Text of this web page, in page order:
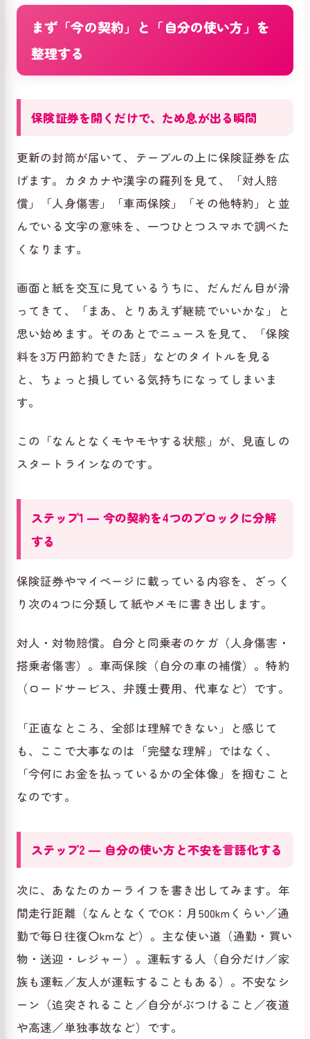
まず「今の契約」と「自分の使い方」を
整理する
保険証券を開くだけで、ため息が出る瞬間
更新の封筒が届いて、テーブルの上に保険証券を広
げます。カタカナや漢字の羅列を見て、「対人賠
償」「人身傷害」「車両保険」「その他特約」と並
んでいる文字の意味を、一つひとつスマホで調べた
くなります。
画面と紙を交互に見ているうちに、だんだん目が滑
ってきて、「まあ、とりあえず継続でいいかな」と
思い始めます。そのあとでニュースを見て、「保険
料を3万円節約できた話」などのタイトルを見る
と、ちょっと損している気持ちになってしまいま
す。
この「なんとなくモヤモヤする状態」が、見直しの
スタートラインなのです。
ステップ1 ― 今の契約を4つのブロックに分解
する
保険証券やマイページに載っている内容を、ざっく
り次の4つに分類して紙やメモに書き出します。
対人・対物賠償。自分と同乗者のケガ（人身傷害・
搭乗者傷害）。車両保険（自分の車の補償）。特約
（ロードサービス、弁護士費用、代車など）です。
「正直なところ、全部は理解できない」と感じて
も、ここで大事なのは「完璧な理解」ではなく、
「今何にお金を払っているかの全体像」を掴むこと
なのです。
ステップ2 ― 自分の使い方と不安を言語化する
次に、あなたのカーライフを書き出してみます。年
間走行距離（なんとなくでOK：月500kmくらい／通
勤で毎日往復〇kmなど）。主な使い道（通勤・買い
物・送迎・レジャー）。運転する人（自分だけ／家
族も運転／友人が運転することもある）。不安なシ
ーン（追突されること／自分がぶつけること／夜道
や高速／単独事故など）です。